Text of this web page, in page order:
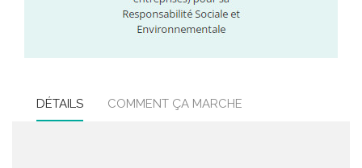
DÉTAILS COMMENT ÇA MARCHE